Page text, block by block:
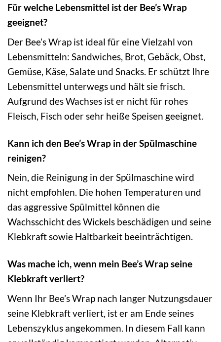
Für welche Lebensmittel ist der Bee’s Wrap
geeignet?
Der Bee’s Wrap ist ideal für eine Vielzahl von
Lebensmitteln: Sandwiches, Brot, Gebäck, Obst,
Gemüse, Käse, Salate und Snacks. Er schützt Ihre
Lebensmittel unterwegs und hält sie frisch.
Aufgrund des Wachses ist er nicht für rohes
Fleisch, Fisch oder sehr heiße Speisen geeignet.
Kann ich den Bee’s Wrap in der Spülmaschine
reinigen?
Nein, die Reinigung in der Spülmaschine wird
nicht empfohlen. Die hohen Temperaturen und
das aggressive Spülmittel können die
Wachsschicht des Wickels beschädigen und seine
Klebkraft sowie Haltbarkeit beeinträchtigen.
Was mache ich, wenn mein Bee’s Wrap seine
Klebkraft verliert?
Wenn Ihr Bee’s Wrap nach langer Nutzungsdauer
seine Klebkraft verliert, ist er am Ende seines
Lebenszyklus angekommen. In diesem Fall kann